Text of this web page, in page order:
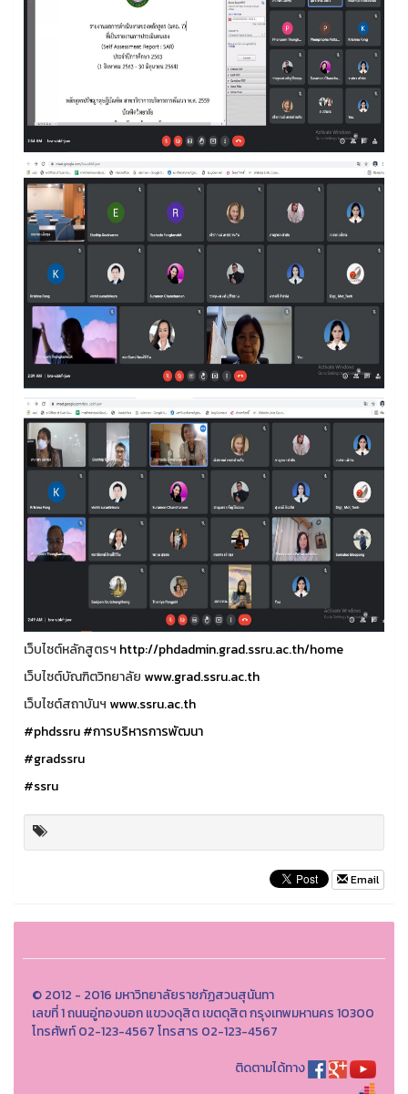
เว็บไซต์หลักสูตรฯ http://phdadmin.grad.ssru.ac.th/home
เว็บไซต์บัณฑิตวิทยาลัย www.grad.ssru.ac.th
เว็บไซต์สถาบันฯ www.ssru.ac.th
#phdssru#การบริหารการพัฒนา
#gradssru
#ssru
Email
© 2012 - 2016 มหาวิทยาลัยราชภัฏสวนสุนันทา
เลขที่ 1 ถนนอู่ทองนอก แขวงดุสิต เขตดุสิต กรุงเทพมหานคร 10300
โทรศัพท์ 02-123-4567 โทรสาร 02-123-4567
ติดตามได้ทาง